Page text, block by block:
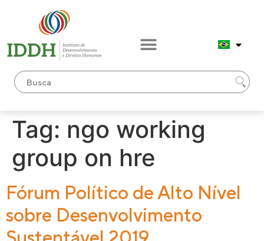
Tag: ngo working
group on hre
Fórum Político de Alto Nível
sobre Desenvolvimento